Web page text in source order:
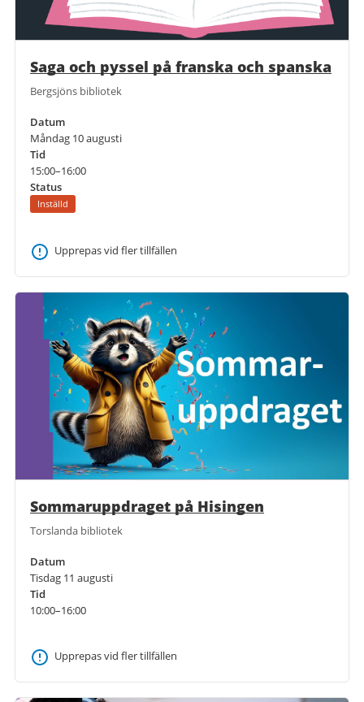
Saga och pyssel på franska och spanska
Bergsjöns bibliotek
Datum
Måndag 10 augusti
Tid
15:00–16:00
Status
Inställd
Upprepas vid fler tillfällen
Sommaruppdraget på Hisingen
Torslanda bibliotek
Datum
Tisdag 11 augusti
Tid
10:00–16:00
Upprepas vid fler tillfällen